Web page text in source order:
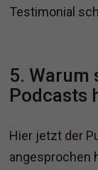
Testimonial
5. Warum
Podcasts
Hier jetzt der
angesprochen